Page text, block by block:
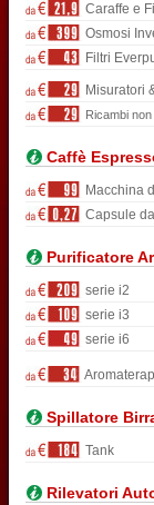
Caraffe e
Osmosi
Filtri
Misuratori
Ricambi
Caffè
Macchina
Capsule
Purificatore
serie i2
serie i3
serie i6
Spillatore
Tank
Rilevatori